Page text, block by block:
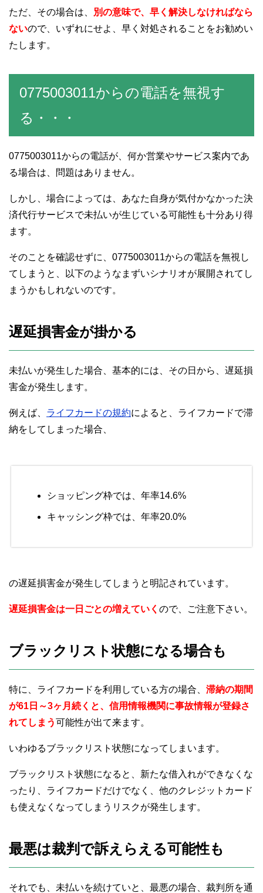
ただ、その場合は、
別の意味で、早く解決しなければなら
ないので、いずれにせよ、早く対処されることをお勧めい
たします。
0775003011からの電話を無視す
る・・・
0775003011からの電話が、何か営業やサービス案内であ
る場合は、問題はありません。
しかし、場合によっては、あなた自身が気付かなかった決
済代行サービスで未払いが生じている可能性も十分あり得
ます。
そのことを確認せずに、0775003011からの電話を無視し
てしまうと、以下のようなまずいシナリオが展開されてし
まうかもしれないのです。
遅延損害金が掛かる
未払いが発生した場合、基本的には、その日から、遅延損
害金が発生します。
例えば、 ライフカードの規約によると、ライフカードで滞
納をしてしまった場合、
ショッピング枠では、年率14.6%
キャッシング枠では、年率20.0%
の遅延損害金が発生してしまうと明記されています。
遅延損害金は一日ごとの増えていく ので、ご注意下さい。
ブラックリスト状態になる場合も
特に、ライフカードを利用している方の場合、 滞納の期間
が61日～3ヶ月続くと、信用情報機関に事故情報が登録さ
れてしまう可能性が出て来ます。
いわゆるブラックリスト状態になってしまいます。
ブラックリスト状態になると、新たな借入れができなくな
ったり、ライフカードだけでなく、他のクレジットカード
も使えなくなってしまうリスクが発生します。
最悪は裁判で訴えらえる可能性も
それでも、未払いを続けていと、最悪の場合、裁判所を通